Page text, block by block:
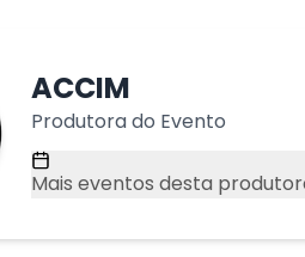
ACCIM
Produtora do Evento
Mais eventos desta